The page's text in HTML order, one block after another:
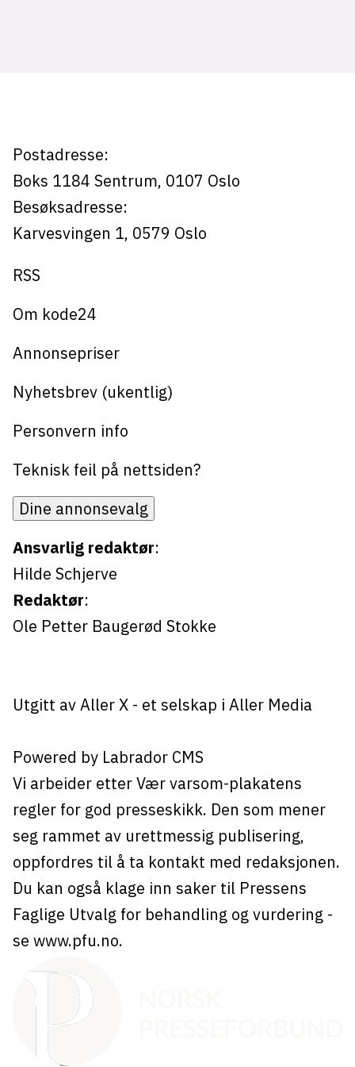
kode24-klubben
LinkedIn
Bluesky
Facebook
annonsepriser
annonseguide
Bli firmapartner
Postadresse:
Boks 1184 Sentrum, 0107 Oslo
Besøksadresse:
Karvesvingen 1, 0579 Oslo
RSS
Om kode24
Annonsepriser
Nyhetsbrev (ukentlig)
Personvern info
Teknisk feil på nettsiden?
Dine annonsevalg
Ansvarlig redaktør:
Hilde Schjerve
Redaktør:
Ole Petter Baugerød Stokke
Utgitt av Aller X- et selskap i Aller Media
Powered by Labrador CMS
Vi arbeider etter Vær varsom-plakatens
regler for god presseskikk. Den som mener
seg rammet av urettmessig publisering,
oppfordres til å ta kontakt med redaksjonen.
Du kan også klage inn saker til Pressens
Faglige Utvalg for behandling og vurdering -
se www.pfu.no.